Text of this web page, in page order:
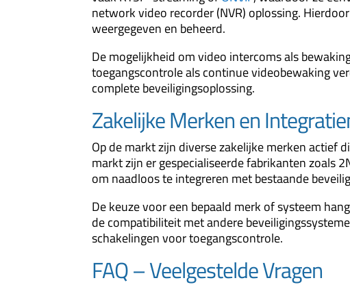
network video recorder(NVR) oplossing.
weergegeven en beheerd.
De mogelijkheid om video intercoms als
toegangscontrole als continue videobewaking
complete beveiligingsoplossing.
Zakelijke Merken en
Op de markt zijn diverse zakelijke merken actief
markt zijn er gespecialiseerde fabrikanten zoals
om naadloos te integreren met bestaande
De keuze voor een bepaald merk of systeem
de compatibiliteit met andere
schakelingen voor toegangscontrole.
FAQ – Veelgestelde Vragen